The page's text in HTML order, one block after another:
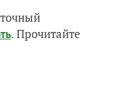
. Прочитайте